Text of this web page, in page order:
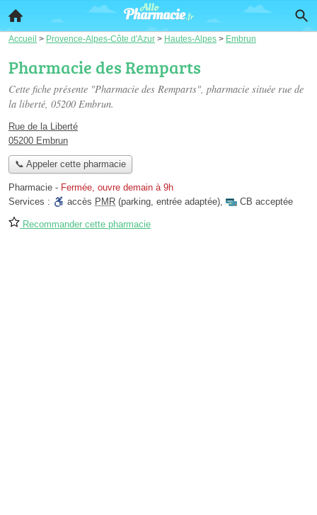
Accueil > Provence-Alpes-Côte d'Azur > Hautes-Alpes > Embrun
Pharmacie des Remparts
Cette fiche présente "Pharmacie des Remparts", pharmacie située rue de
la liberté, 05200 Embrun.
Rue de la Liberté
05200 Embrun
📞 Appeler cette pharmacie
Pharmacie - Fermée, ouvre demain à 9h
Services :
accès PMR (parking, entrée adaptée), CB acceptée
Recommander cette pharmacie